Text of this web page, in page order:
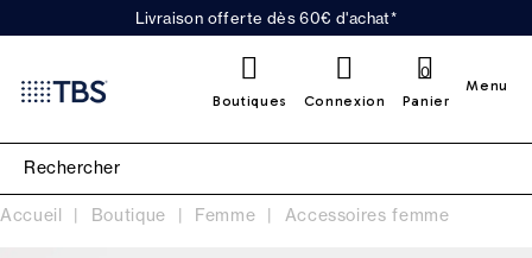
Livraison offerte dès 60€ d'achat*
Boutiques Connexion Panier
0
Menu
Accueil Boutique Femme Accessoires femme